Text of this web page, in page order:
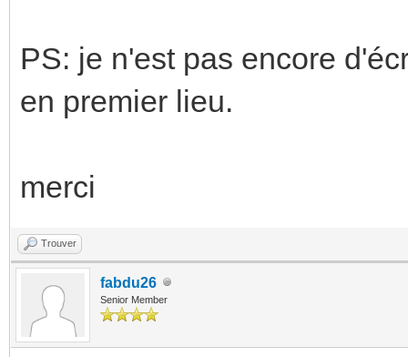
PS: je n'est pas encore
en premier lieu.
merci
Trouver
fabdu26
Senior Member